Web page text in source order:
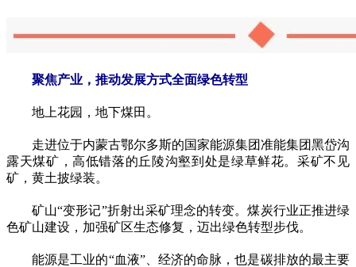
聚焦产业，推动发展方式全面绿色转型
地上花园，地下煤田。
走进位于内蒙古鄂尔多斯的国家能源集团准能集团黑岱沟
露天煤矿，高低错落的丘陵沟壑到处是绿草鲜花。采矿不见
矿，黄土披绿装。
矿山“变形记”折射出采矿理念的转变。煤炭行业正推进绿
色矿山建设，加强矿区生态修复，迈出绿色转型步伐。
能源是工业的“血液”、经济的命脉，也是碳排放的最主要